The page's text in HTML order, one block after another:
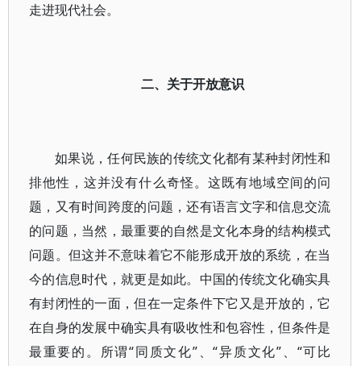
走进现代社会。
二、关于开放意识
如果说，任何民族的传统文化都有某种封闭性和
排他性，这并没有什么奇怪。这既有地域空间的问
题，又有时间跨度的问题，还有语言文字和信息交流
的问题，当然，最重要的自然是文化本身的结构模式
问题。但这并不意味着它不能形成开放的系统，在当
今的信息时代，就更是如此。中国的传统文化确实具
有封闭性的一面，但在一定条件下它又是开放的，它
在自身的发展中确实具有吸收性和包容性，但条件是
最重要的。所谓“同质文化”、“异质文化”、“可比